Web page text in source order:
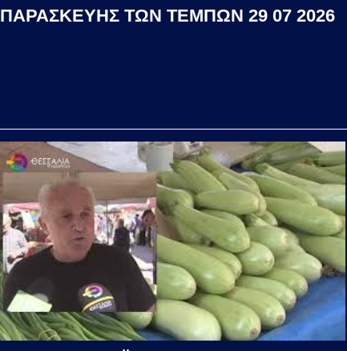
ΠΑΡΑΣΚΕΥΗΣ ΤΩΝ ΤΕΜΠΩΝ 29 07 2026